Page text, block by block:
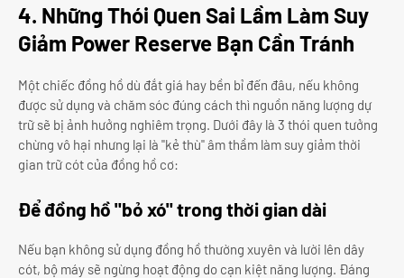
4. Những Thói Quen Sai Lầm Làm Suy
Giảm Power Reserve Bạn Cần Tránh
Một chiếc đồng hồ dù đắt giá hay bền bỉ đến đâu, nếu không
được sử dụng và chăm sóc đúng cách thì nguồn năng lượng dự
trữ sẽ bị ảnh hưởng nghiêm trọng. Dưới đây là 3 thói quen tưởng
chừng vô hại nhưng lại là "kẻ thù" âm thầm làm suy giảm thời
gian trữ cót của đồng hồ cơ:
Để đồng hồ "bỏ xó" trong thời gian dài
Nếu bạn không sử dụng đồng hồ thường xuyên và lười lên dây
cót, bộ máy sẽ ngừng hoạt động do cạn kiệt năng lượng. Đáng